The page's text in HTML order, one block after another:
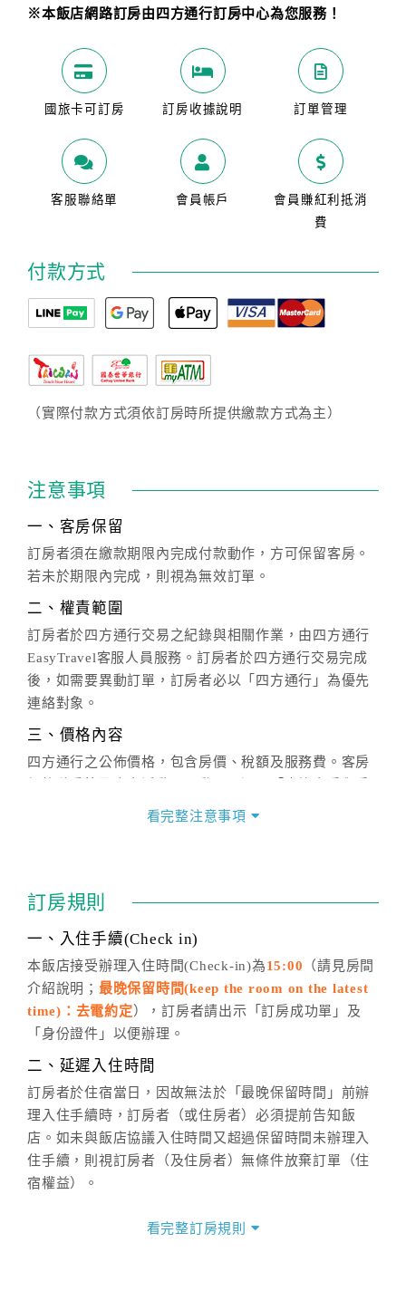
※本飯店網路訂房由四方通行訂房中心為您服務！
國旅卡可訂房 訂房收據說明 訂單管理
客服聯絡單 會員帳戶
會員賺紅利抵消
費
付款方式
（實際付款方式須依訂房時所提供繳款方式為主）
注意事項
一、客房保留
訂房者須在繳款期限內完成付款動作，方可保留客房。
若未於期限內完成，則視為無效訂單。
二、權責範圍
訂房者於四方通行交易之紀錄與相關作業，由四方通行
EasyTravel客服人員服務。訂房者於四方通行交易完成
後，如需要異動訂單，訂房者必以「四方通行」為優先
連絡對象。
三、價格內容
四方通行之公佈價格，包含房價、稅額及服務費。客房
價」之當日價格為標準。
通行「客服聯絡單」提出申辦，四方通行
話方式異動訂單。
※非客服時間之申辦異動，皆為次日計算及辦理。
五、客服時間
週一至週日，上午9:00～晚上6:00
六、聯絡方式
(07)9682715 。
看完整注意事項
訂房規則
一、入住手續(Check in)
本飯店接受辦理入住時間(Check-in)為15:00 （請見房間
介紹說明； 最晚保留時間(keep the room on the latest
time)：去電約定），訂房者請出示「訂房成功單」及
「身份證件」以便辦理。
二、延遲入住時間
訂房者於住宿當日，因故無法於「最晚保留時間」前辦
理入住手續時，訂房者（或住房者）必須提前告知飯
店。如未與飯店協議入住時間又超過保留時間未辦理入
住手續，則視訂房者（及住房者）無條件放棄訂單（住
宿權益）。
看完整訂房規則